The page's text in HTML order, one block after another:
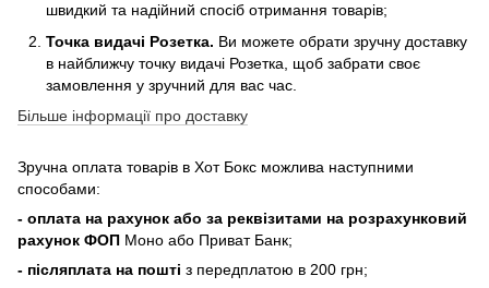
швидкий та надійний спосіб отримання товарів;
Точка видачі Розетка. Ви можете обрати зручну доставку
в найближчу точку видачі Розетка, щоб забрати своє
замовлення у зручний для вас час.
Більше інформації про доставку
Зручна оплата товарів в Хот Бокс можлива наступними
способами:
- оплата на рахунок або за реквізитами на розрахунковий
рахунок ФОП Моно або Приват Банк;
- післяплата на пошті з передплатою в 200 грн;